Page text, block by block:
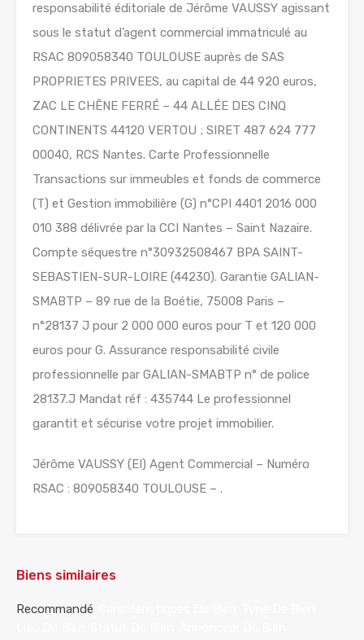
responsabilité éditoriale de Jérôme VAUSSY agissant
sous le statut d’agent commercial immatriculé au
RSAC 809058340 TOULOUSE auprès de SAS
PROPRIETES PRIVEES, au capital de 44 920 euros,
ZAC LE CHÊNE FERRÉ – 44 ALLÉE DES CINQ
CONTINENTS 44120 VERTOU ; SIRET 487 624 777
00040, RCS Nantes. Carte Professionnelle
Transactions sur immeubles et fonds de commerce
(T) et Gestion immobilière (G) n°CPI 4401 2016 000
010 388 délivrée par la CCI Nantes – Saint Nazaire.
Compte séquestre n°30932508467 BPA SAINT-
SEBASTIEN-SUR-LOIRE (44230). Garantie GALIAN-
SMABTP – 89 rue de la Boétie, 75008 Paris –
n°28137 J pour 2 000 000 euros pour T et 120 000
euros pour G. Assurance responsabilité civile
professionnelle par GALIAN-SMABTP n° de police
28137.J Mandat réf : 435744 Le professionnel
garantit et sécurise votre projet immobilier.
Jérôme VAUSSY (EI) Agent Commercial – Numéro
RSAC : 809058340 TOULOUSE – .
Biens similaires
Recommandé